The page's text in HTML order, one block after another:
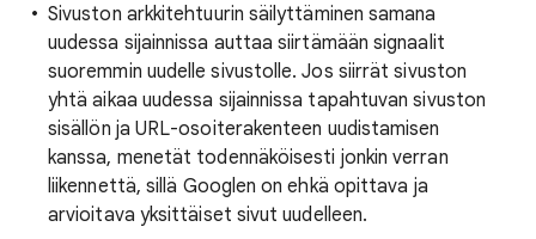
Sivuston arkkitehtuurin säilyttäminen samana
uudessa sijainnissa auttaa siirtämään signaalit
suoremmin uudelle sivustolle. Jos siirrät sivuston
yhtä aikaa uudessa sijainnissa tapahtuvan sivuston
sisällön ja URL-osoiterakenteen uudistamisen
kanssa, menetät todennäköisesti jonkin verran
liikennettä, sillä Googlen on ehkä opittava ja
arvioitava yksittäiset sivut uudelleen.